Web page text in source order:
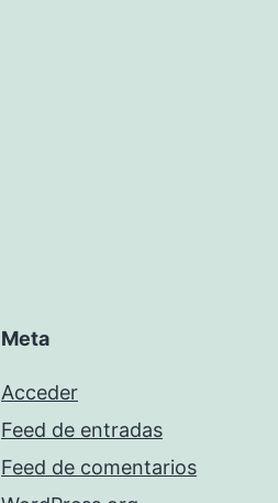
Meta
Acceder
Feed de entradas
Feed de comentarios